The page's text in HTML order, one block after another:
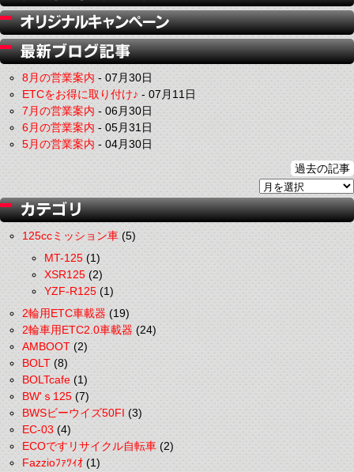
8月の営業案内-07月30日
ETCをお得に取り付け♪-07月11日
7月の営業案内-06月30日
6月の営業案内-05月31日
5月の営業案内-04月30日
過去の記事
125ccミッション車(5)
MT-125(1)
XSR125(2)
YZF-R125(1)
2輪用ETC車載器(19)
2輪車用ETC2.0車載器(24)
AMBOOT(2)
BOLT(8)
BOLTcafe(1)
BW'ｓ125(7)
BWSビーウイズ50FI(3)
EC-03(4)
ECOですリサイクル自転車(2)
Fazzioﾌｧﾂｨｵ(1)